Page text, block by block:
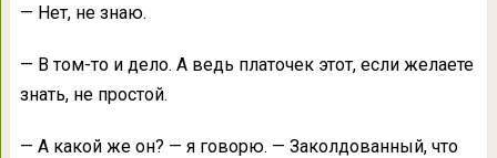
— Нет, не знаю.
— В том-то и дело. А ведь платочек этот, если желаете
знать, не простой.
— А какой же он? — я говорю. — Заколдованный, что